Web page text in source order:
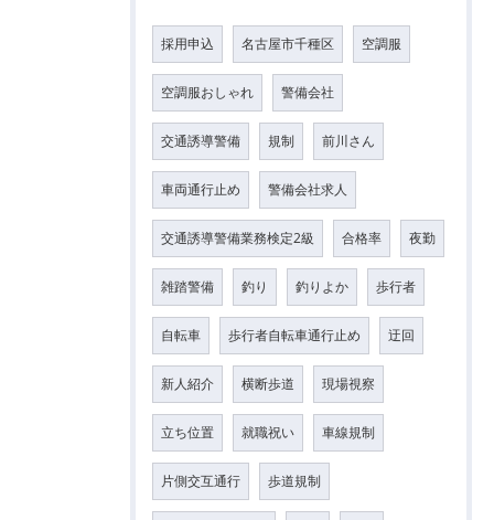
採用申込 名古屋市千種区 空調服
空調服おしゃれ 警備会社
交通誘導警備 規制 前川さん
車両通行止め 警備会社求人
交通誘導警備業務検定2級 合格率 夜勤
雑踏警備 釣り 釣りよか 歩行者
自転車 歩行者自転車通行止め 迂回
新人紹介 横断歩道 現場視察
立ち位置 就職祝い 車線規制
片側交互通行 歩道規制